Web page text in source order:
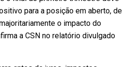
para a posição em aberto, de
o impacto do
a CSN no relatório divulgado